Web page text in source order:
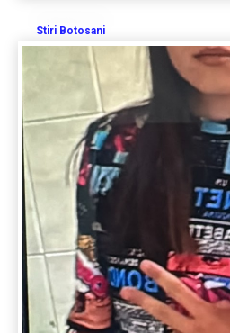
Stiri Botosani